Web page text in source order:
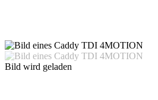
Bild wird geladen